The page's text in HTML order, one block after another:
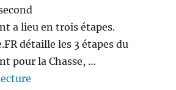
a lieu en trois étapes.
détaille les 3 étapes du
pour la Chasse, …